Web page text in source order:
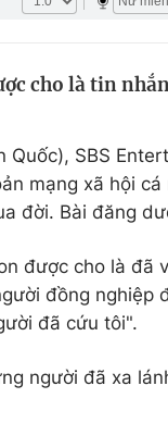
sống
cho là tin
Quốc), SBS
mạng xã hội
đời. Bài đăng
được cho là
đồng nghiệp
đã cứu tôi".
người đã xa